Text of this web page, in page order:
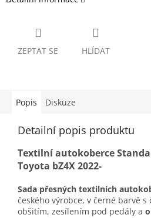
ZEPTAT SE HLÍDAT
Popis Diskuze
Detailní popis produktu
Textilní autokoberce
Toyota bZ4X 2022-
Sada přesných textilních
českého výrobce, v černé barvě
obšitím, zesílením pod pedály a